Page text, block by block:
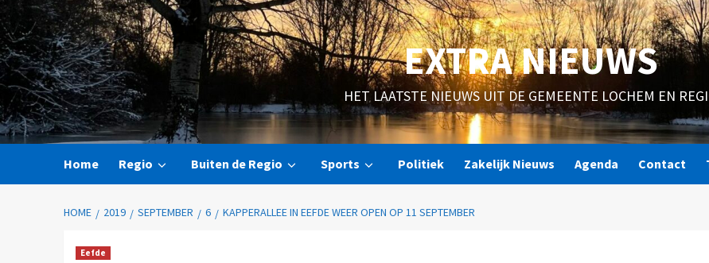
EXTRA NIEUWS
HET LAATSTE NIEUWS UIT DE GEMEENTE LOCHEM EN
Home Regio Buiten de Regio Sports Politiek Zakelijk Nieuws Agenda Contact
HOME 2019 SEPTEMBER 6 KAPPERALLEE IN EEFDE WEER OPEN OP 11 SEPTEMBER
Eefde